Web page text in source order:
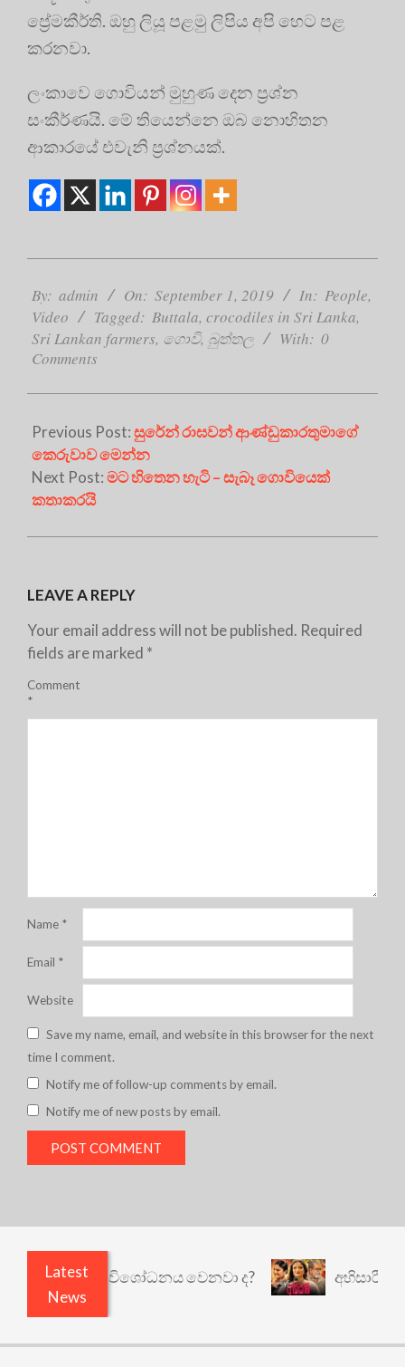
ප්‍රේමකීර්ති. ඔහු ලියූ පළමු ලිපිය අපි හෙට පළ
කරනවා.
ලංකාවෙ ගොවියන් මුහුණ දෙන ප්‍රශ්න
සංකීර්ණයි. මේ තියෙන්නෙ ඔබ නොහිතන
ආකාරයේ එවැනි ප්‍රශ්නයක්.
09-
01
By: admin On: September 1, 2019 In: People,
Video
Tagged: Buttala, crocodiles in Sri Lanka,
Sri Lankan farmers, ගොවි, බුත්තල With: 0
Comments
Previous Post:සුරේන් රාඝවන් ආණ්ඩුකාරතුමාගේ
කෙරුවාව මෙන්න
Next Post:මට හිතෙන හැටි – සැබෑ ගොවියෙක්
කතාකරයි
LEAVE A REPLY
Your email address will not be published. Required
fields are marked *
Comment
*
Name *
Email *
Website
Save my name, email, and website in this browser for the next
time I comment.
Notify me of follow-up comments by email.
Notify me of new posts by email.
Latest
News
කුඩු නැත් ද? විශෝධනය වෙනවා ද? අභිසාරී: